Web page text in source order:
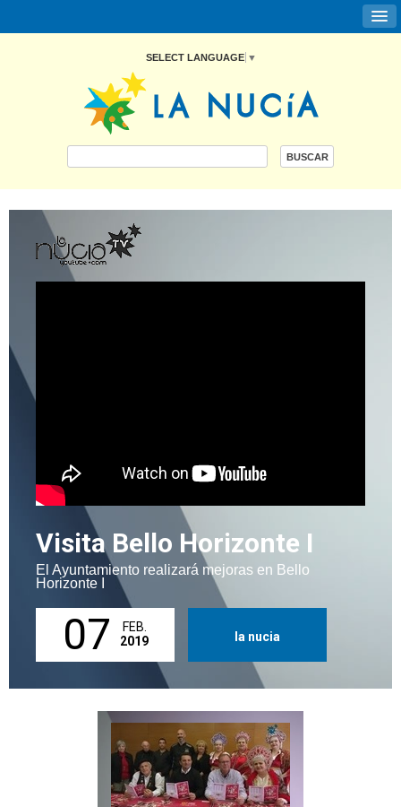
SELECT LANGUAGE ▼
Visita Bello Horizonte I
El Ayuntamiento realizará mejoras en Bello
Horizonte I
07
FEB.
2019
la nucia